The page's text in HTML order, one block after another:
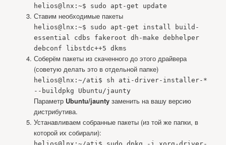
helios@lnx:~$ sudo apt-get update
Ставим необходимые пакеты
helios@lnx:~$ sudo apt-get install build-
essential cdbs fakeroot dh-make debhelper
debconf libstdc++5 dkms
Соберём пакеты из скаченного до этого драйвера
(советую делать это в отдельной папке)
helios@lnx:~/ati$ sh ati-driver-installer-*
--buildpkg Ubuntu/jaunty
Параметр Ubuntu/jauntyзаменить на вашу версию
дистрибутива.
Устанавливаем собранные пакеты (из той же папки, в
которой их собирали):